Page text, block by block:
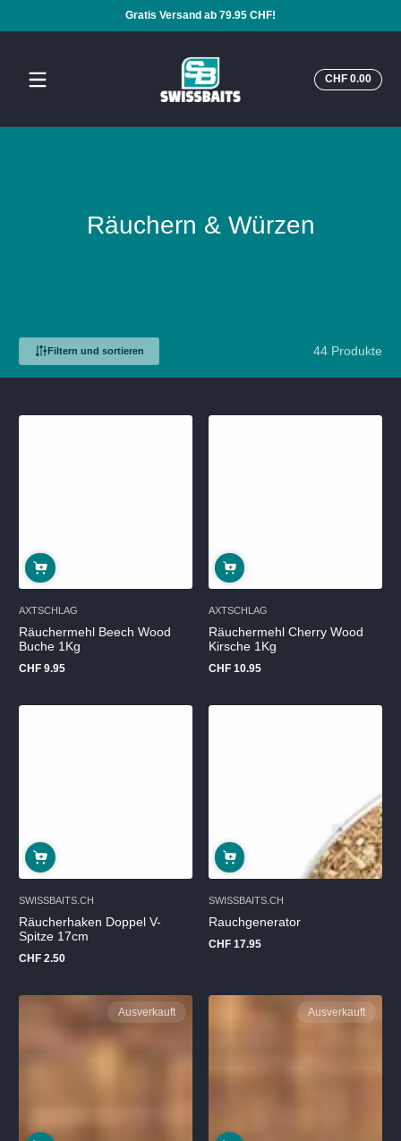
Gratis Versand ab 79.95 CHF!
CHF 0.00
CHF
Räuchern & Würzen
Filtern und sortieren 44 Produkte
AXTSCHLAG
Räuchermehl Beech Wood
Buche 1Kg
Regulärer
CHF 9.95
AXTSCHLAG
Räuchermehl Cherry Wood
Kirsche 1Kg
Regulärer
CHF 10.95
SWISSBAITS.CH
Räucherhaken Doppel V-
Spitze 17cm
Regulärer
CHF 2.50
SWISSBAITS.CH
Rauchgenerator
Regulärer
CHF 17.95
Ausverkauft Ausverkauft